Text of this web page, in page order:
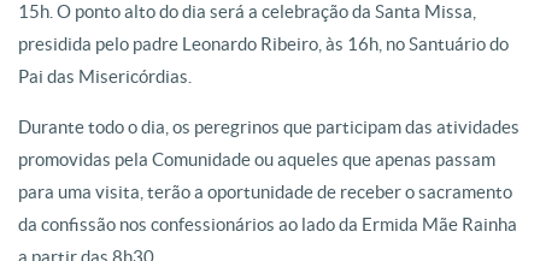
15h. O ponto alto do dia será a celebração da Santa Missa,
presidida pelo padre Leonardo Ribeiro, às 16h, no Santuário do
Pai das Misericórdias.
Durante todo o dia, os peregrinos que participam das atividades
promovidas pela Comunidade ou aqueles que apenas passam
para uma visita, terão a oportunidade de receber o sacramento
da confissão nos confessionários ao lado da Ermida Mãe Rainha